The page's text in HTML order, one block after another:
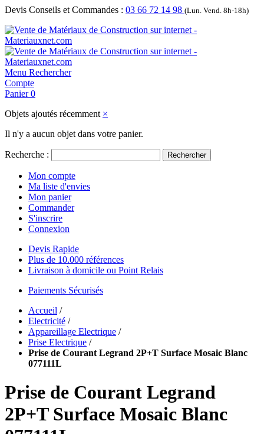
Devis Conseils et Commandes : 03 66 72 14 98 (Lun. Vend. 8h-18h)
Menu Rechercher
Compte
Panier 0
Objets ajoutés récemment ×
Il n'y a aucun objet dans votre panier.
Recherche : Rechercher
Mon compte
Ma liste d'envies
Mon panier
Commander
S'inscrire
Connexion
Devis Rapide
Plus de 10.000 références
Livraison à domicile ou Point Relais
Paiements Sécurisés
Accueil /
Electricité /
Appareillage Electrique /
Prise Electrique /
Prise de Courant Legrand 2P+T Surface Mosaic Blanc
077111L
Prise de Courant Legrand
2P+T Surface Mosaic Blanc